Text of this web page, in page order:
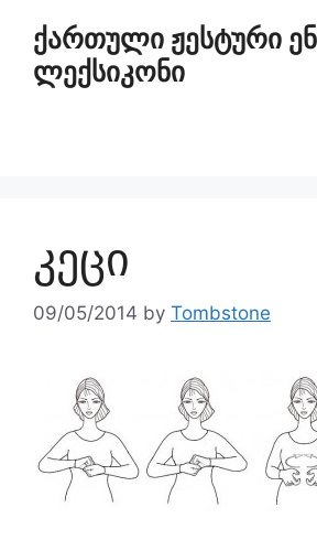
ქართული ჟესტური
ლექსიკონი
კეცი
09/05/2014 by Tombstone